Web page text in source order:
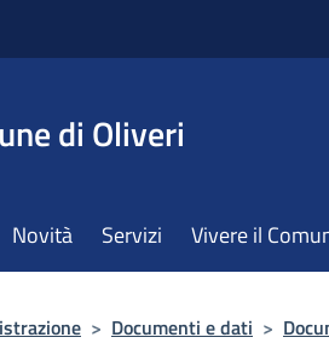
di Oliveri
Novità Servizi Vivere il
> Documenti e dati >